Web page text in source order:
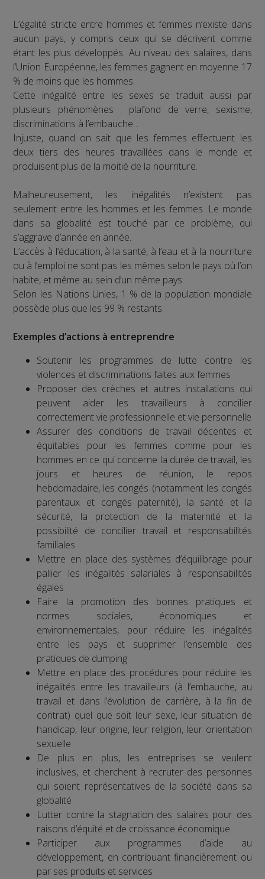
L’égalité stricte entre hommes et femmes n’existe dans
aucun pays, y compris ceux qui se décrivent comme
étant les plus développés. Au niveau des salaires, dans
l’Union Européenne, les femmes gagnent en moyenne 17
% de moins que les hommes.
Cette inégalité entre les sexes se traduit aussi par
plusieurs phénomènes : plafond de verre, sexisme,
discriminations à l’embauche…
Injuste, quand on sait que les femmes effectuent les
deux tiers des heures travaillées dans le monde et
produisent plus de la moitié de la nourriture.
Malheureusement, les inégalités n’existent pas
seulement entre les hommes et les femmes. Le monde
dans sa globalité est touché par ce problème, qui
s’aggrave d’année en année.
L’accès à l’éducation, à la santé, à l’eau et à la nourriture
ou à l’emploi ne sont pas les mêmes selon le pays où l’on
habite, et même au sein d’un même pays.
Selon les Nations Unies, 1 % de la population mondiale
possède plus que les 99 % restants.
Exemples d’actions à entreprendre
Soutenir les programmes de lutte contre les
violences et discriminations faites aux femmes
Proposer des crèches et autres installations qui
peuvent aider les travailleurs à concilier
correctement vie professionnelle et vie personnelle
Assurer des conditions de travail décentes et
équitables pour les femmes comme pour les
hommes en ce qui concerne la durée de travail, les
jours et heures de réunion, le repos
hebdomadaire, les congés (notamment les congés
parentaux et congés paternité), la santé et la
sécurité, la protection de la maternité et la
possibilité de concilier travail et responsabilités
familiales
Mettre en place des systèmes d’équilibrage pour
pallier les inégalités salariales à responsabilités
égales
Faire la promotion des bonnes pratiques et
normes sociales, économiques et
environnementales, pour réduire les inégalités
entre les pays et supprimer l’ensemble des
pratiques de dumping
Mettre en place des procédures pour réduire les
inégalités entre les travailleurs (à l’embauche, au
travail et dans l’évolution de carrière, à la fin de
contrat) quel que soit leur sexe, leur situation de
handicap, leur origine, leur religion, leur orientation
sexuelle
De plus en plus, les entreprises se veulent
inclusives, et cherchent à recruter des personnes
qui soient représentatives de la société dans sa
globalité
Lutter contre la stagnation des salaires pour des
raisons d’équité et de croissance économique
Participer aux programmes d’aide au
développement, en contribuant financièrement ou
par ses produits et services